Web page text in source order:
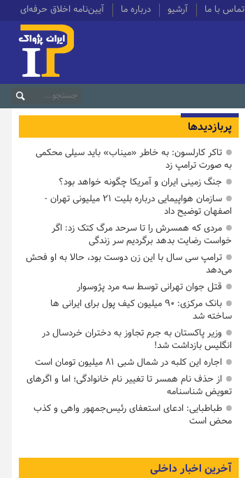
تماس با ما آرشیو درباره ما آیین‌نامه اخلاق حرفه‌ای
پربازدیدها
تاکر کارلسون: به خاطر «میناب» باید سیلی محکمی
به صورت ترامپ زد
جنگ زمینی ایران و آمریکا چگونه خواهد بود؟
سازمان هواپیمایی درباره بلیت ۲۱ میلیونی تهران -
اصفهان توضیح داد
مردی که همسرش را تا سرحد مرگ کتک زد: اگر
خواست رضایت بدهد برگردیم سر زندگی
ترامپ سی سال با این زن دوست بود، حالا به او فحش
می‌دهد
قتل جوان تهرانی توسط سه مرد پژوسوار
بانک مرکزی: ۹۰ میلیون کیف پول برای ایرانی ها
ساخته شد
وزیر پاکستان به جرم تجاوز به دختران خردسال در
انگلیس بازداشت شد!
اجاره این کلبه در شمال شبی ۸۱ میلیون تومان است
از حذف نام همسر تا تغییر نام خانوادگی؛ اما و اگرهای
تعویض شناسنامه
طباطبایی: ادعای استعفای رئیس‌جمهور واهی و کذب
محض است
آخرین اخبار داخلی